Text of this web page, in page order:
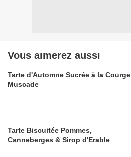
Vous aimerez aussi
Tarte d'Automne Sucrée à la Courge
Muscade
Tarte Biscuitée Pommes,
Canneberges & Sirop d'Erable